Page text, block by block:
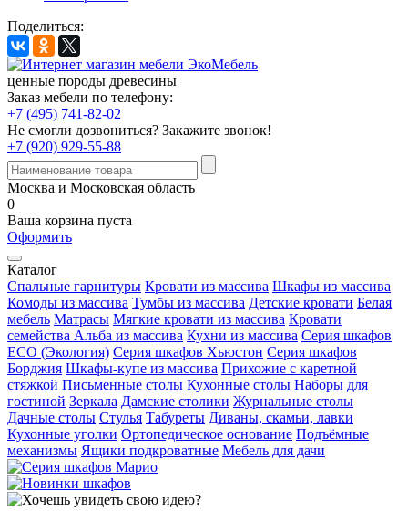
Поделиться:
ценные породы древесины
Заказ мебели по телефону:
+7 (495) 741-82-02
Не смогли дозвониться? Закажите звонок!
+7 (920) 929-55-88
Москва и Московская область
0
Ваша корзина пуста
Оформить
Каталог
Спальные гарнитуры Кровати из массива Шкафы из массива
Комоды из массива Тумбы из массива Детские кровати Белая
мебель Матрасы Мягкие кровати из массива Кровати
семейства Альба из массива Кухни из массива Серия шкафов
ECO (Экология) Серия шкафов Хьюстон Серия шкафов
Борджия Шкафы-купе из массива Прихожие с каретной
стяжкой Письменные столы Кухонные столы Наборы для
гостиной Зеркала Дамские столики Журнальные столы
Дачные столы Стулья Табуреты Диваны, скамьи, лавки
Кухонные уголки Ортопедическое основание Подъёмные
механизмы Ящики подкроватные Мебель для дачи